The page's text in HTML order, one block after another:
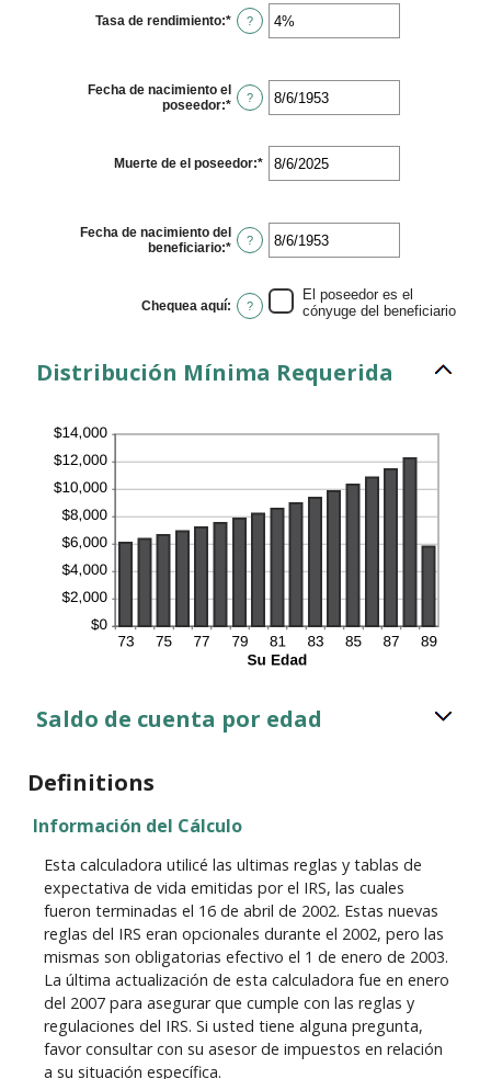
between
$0.00
Tasa de rendimiento:* Enter
an
0%
and
20%
?
Fecha de nacimiento el
poseedor:* Please
date
nacimiento
el
poseedor
?
Muerte de el poseedor:* Please
enter
date
for
Muerte
el
poseedor
Fecha de nacimiento del
beneficiario:* Please
valid
date
for
nacimiento
del
?
Chequea aquí: ?
El poseedor es el
cónyuge del beneficiario
Distribución Mínima Requerida
Saldo de cuenta por edad
Definitions
Información del Cálculo
Esta calculadora utilicé las ultimas reglas y tablas de
expectativa de vida emitidas por el IRS, las cuales
fueron terminadas el 16 de abril de 2002. Estas nuevas
reglas del IRS eran opcionales durante el 2002, pero las
mismas son obligatorias efectivo el 1 de enero de 2003.
La última actualización de esta calculadora fue en enero
del 2007 para asegurar que cumple con las reglas y
regulaciones del IRS. Si usted tiene alguna pregunta,
favor consultar con su asesor de impuestos en relación
a su situación específica.